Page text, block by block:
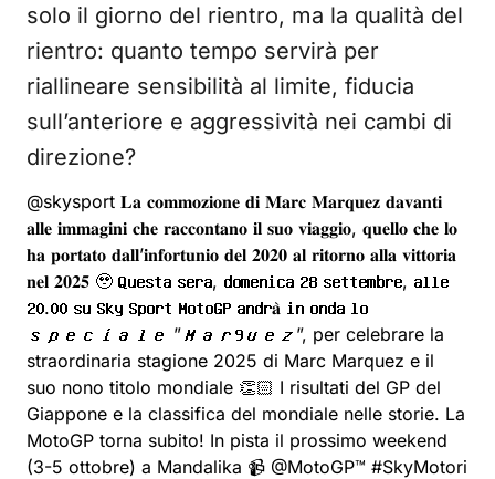
solo il giorno del rientro, ma la qualità del
rientro: quanto tempo servirà per
riallineare sensibilità al limite, fiducia
sull’anteriore e aggressività nei cambi di
direzione?
@skysport 𝐋𝐚 𝐜𝐨𝐦𝐦𝐨𝐳𝐢𝐨𝐧𝐞 𝐝𝐢 𝐌𝐚𝐫𝐜 𝐌𝐚𝐫𝐪𝐮𝐞𝐳 𝐝𝐚𝐯𝐚𝐧𝐭𝐢
𝐚𝐥𝐥𝐞 𝐢𝐦𝐦𝐚𝐠𝐢𝐧𝐢 𝐜𝐡𝐞 𝐫𝐚𝐜𝐜𝐨𝐧𝐭𝐚𝐧𝐨 𝐢𝐥 𝐬𝐮𝐨 𝐯𝐢𝐚𝐠𝐠𝐢𝐨, 𝐪𝐮𝐞𝐥𝐥𝐨 𝐜𝐡𝐞 𝐥𝐨
𝐡𝐚 𝐩𝐨𝐫𝐭𝐚𝐭𝐨 𝐝𝐚𝐥𝐥’𝐢𝐧𝐟𝐨𝐫𝐭𝐮𝐧𝐢𝐨 𝐝𝐞𝐥 𝟐𝟎𝟐𝟎 𝐚𝐥 𝐫𝐢𝐭𝐨𝐫𝐧𝐨 𝐚𝐥𝐥𝐚 𝐯𝐢𝐭𝐭𝐨𝐫𝐢𝐚
𝐧𝐞𝐥 𝟐𝟎𝟐𝟓 🥹 𝐐𝐮𝐞𝐬𝐭𝐚 𝐬𝐞𝐫𝐚, 𝐝𝐨𝐦𝐞𝐧𝐢𝐜𝐚 𝟐𝟖 𝐬𝐞𝐭𝐭𝐞𝐦𝐛𝐫𝐞, 𝐚𝐥𝐥𝐞
𝟐𝟎.𝟎𝟎 𝐬𝐮 𝐒𝐤𝐲 𝐒𝐩𝐨𝐫𝐭 𝐌𝐨𝐭𝐨𝐆𝐏 𝐚𝐧𝐝𝐫𝐚̀ 𝐢𝐧 𝐨𝐧𝐝𝐚 𝐥𝐨
𝒔𝒑𝒆𝒄𝒊𝒂𝒍𝒆 ”𝑴𝒂𝒓𝟗𝒖𝒆𝒛”, per celebrare la
straordinaria stagione 2025 di Marc Marquez e il
suo nono titolo mondiale 👏🏻 I risultati del GP del
Giappone e la classifica del mondiale nelle storie. La
MotoGP torna subito! In pista il prossimo weekend
(3-5 ottobre) a Mandalika 📹 @MotoGP™ #SkyMotori